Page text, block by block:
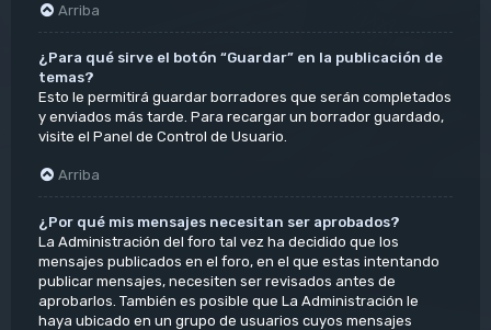
Arriba
¿Para qué sirve el botón “Guardar” en la publicación de
temas?
Esto le permitirá guardar borradores que serán completados
y enviados más tarde. Para recargar un borrador guardado,
visite el Panel de Control de Usuario.
Arriba
¿Por qué mis mensajes necesitan ser aprobados?
La Administración del foro tal vez ha decidido que los
mensajes publicados en el foro, en el que estas intentando
publicar mensajes, necesiten ser revisados antes de
aprobarlos. También es posible que La Administración le
haya ubicado en un grupo de usuarios cuyos mensajes